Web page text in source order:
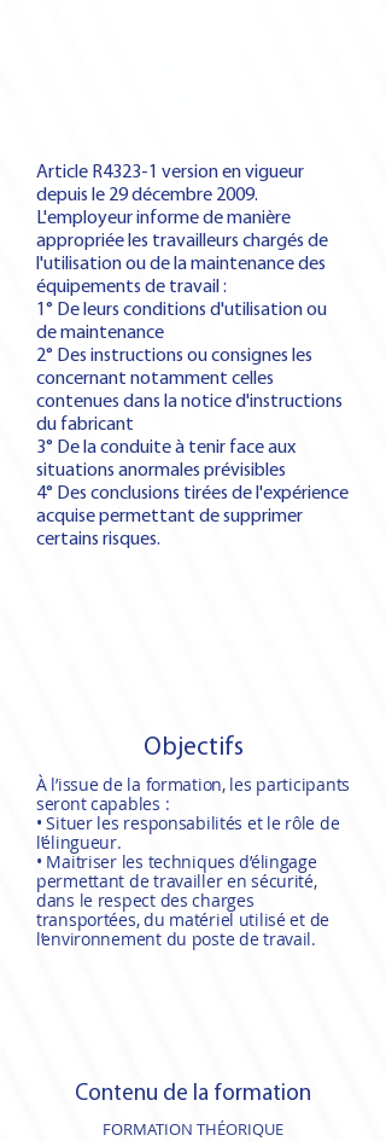
Article R4323-1 version en vigueur
depuis le 29 décembre 2009.
L'employeur informe de manière
appropriée les travailleurs chargés de
l'utilisation ou de la maintenance des
équipements de travail :
1° De leurs conditions d'utilisation ou
de maintenance
2° Des instructions ou consignes les
concernant notamment celles
contenues dans la notice d'instructions
du fabricant
3° De la conduite à tenir face aux
situations anormales prévisibles
4° Des conclusions tirées de l'expérience
acquise permettant de supprimer
certains risques.
Objectifs
À l’issue de la formation, les participants
seront capables :
• Situer les responsabilités et le rôle de
l’élingueur.
• Maitriser les techniques d’élingage
permettant de travailler en sécurité,
dans le respect des charges
transportées, du matériel utilisé et de
l’environnement du poste de travail.
Contenu de la formation
FORMATION THÉORIQUE